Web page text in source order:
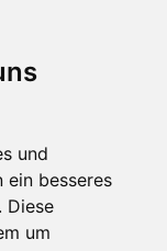
und
ein besseres
Diese
um